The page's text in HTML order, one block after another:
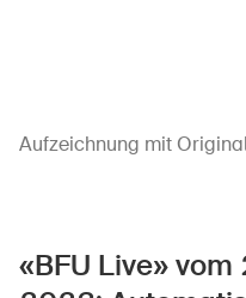
Aufzeichnung mit
«BFU Live»